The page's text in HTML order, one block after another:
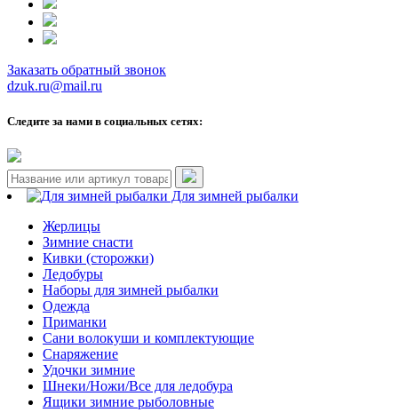
Заказать обратный звонок
dzuk.ru@mail.ru
Следите за нами в социальных сетях:
Для зимней рыбалки
Жерлицы
Зимние снасти
Кивки (сторожки)
Ледобуры
Наборы для зимней рыбалки
Одежда
Приманки
Сани волокуши и комплектующие
Снаряжение
Удочки зимние
Шнеки/Ножи/Все для ледобура
Ящики зимние рыболовные